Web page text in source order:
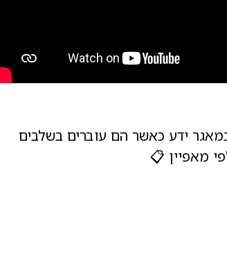
ידע כאשר הם עוברים בשלבים
מאפיין 📋